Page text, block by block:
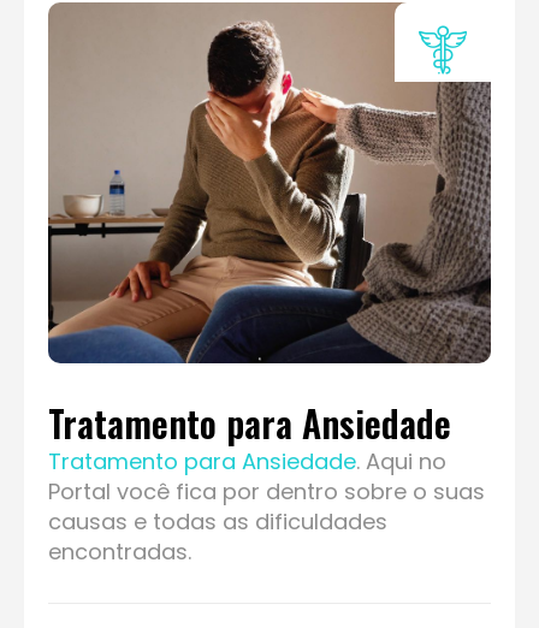
Tratamento para Ansiedade
Tratamento para Ansiedade. Aqui no
Portal você fica por dentro sobre o suas
causas e todas as dificuldades
encontradas.